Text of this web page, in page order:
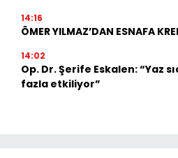
14:16
ÖMER YILMAZ’DAN ESNAFA
14:02
Op. Dr. Şerife Eskalen: “Yaz
fazla etkiliyor”